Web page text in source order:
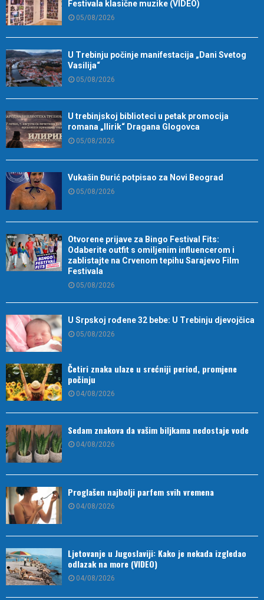
Festivala klasične muzike (VIDEO)
05/08/2026
U Trebinju počinje manifestacija „Dani Svetog
Vasilija“
05/08/2026
U trebinjskoj biblioteci u petak promocija
romana „Ilirik“ Dragana Glogovca
05/08/2026
Vukašin Đurić potpisao za Novi Beograd
05/08/2026
Otvorene prijave za Bingo Festival Fits:
Odaberite outfit s omiljenim influencerom i
zablistajte na Crvenom tepihu Sarajevo Film
Festivala
05/08/2026
U Srpskoj rođene 32 bebe: U Trebinju djevojčica
05/08/2026
Četiri znaka ulaze u srećniji period, promjene
počinju
04/08/2026
Sedam znakova da vašim biljkama nedostaje vode
04/08/2026
Proglašen najbolji parfem svih vremena
04/08/2026
Ljetovanje u Jugoslaviji: Kako je nekada izgledao
odlazak na more (VIDEO)
04/08/2026